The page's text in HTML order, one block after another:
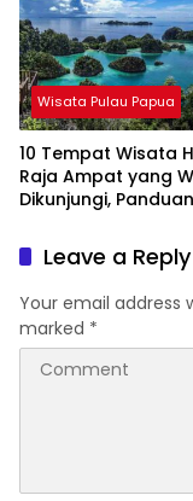
Wisata Pulau Papua
10 Tempat Wisata
Raja Ampat yang
Dikunjungi, Panduan
Leave a Reply
Your email address
marked *